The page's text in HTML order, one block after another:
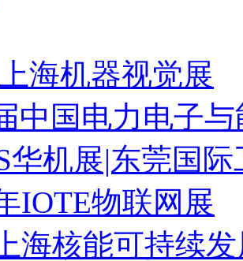
海机器视觉展
中国电力电子
华机展|东莞国
IOTE物联网展
海核能可持续